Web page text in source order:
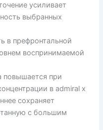
усиливает
выбранных
в префронтальной
воспринимаемой
повышается при
в admiral x
сохраняет
с большим